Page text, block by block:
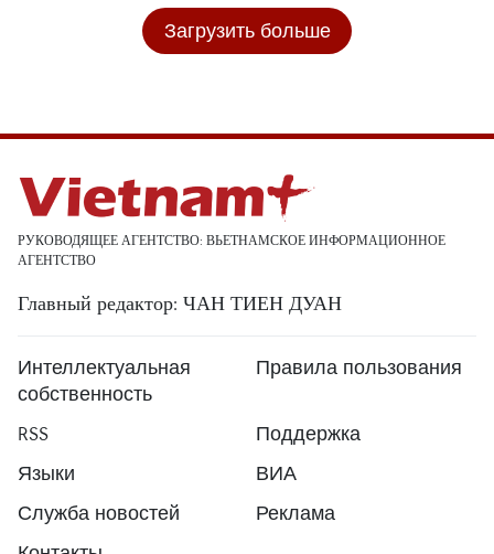
Загрузить больше
РУКОВОДЯЩЕЕ АГЕНТСТВО: ВЬЕТНАМСКОЕ ИНФОРМАЦИОННОЕ
АГЕНТСТВО
Главный редактор: ЧАН ТИЕН ДУАН
Интеллектуальная
собственность
Правила пользования
RSS
Поддержка
Языки
ВИА
Служба новостей
Реклама